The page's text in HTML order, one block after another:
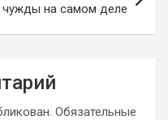
чужды на самом деле
Обязательные